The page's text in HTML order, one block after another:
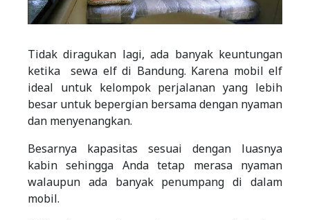
Tidak diragukan lagi, ada banyak keuntungan
ketika sewa elf di Bandung. Karena mobil elf
ideal untuk kelompok perjalanan yang lebih
besar untuk bepergian bersama dengan nyaman
dan menyenangkan.
Besarnya kapasitas sesuai dengan luasnya
kabin sehingga Anda tetap merasa nyaman
walaupun ada banyak penumpang di dalam
mobil.